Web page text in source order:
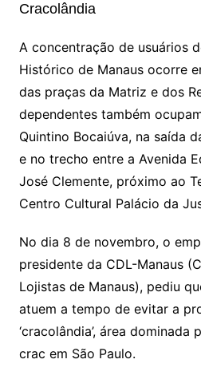
Cracolândia
A concentração de usuários
Histórico de Manaus ocorre
das praças da Matriz e dos
dependentes também
Quintino Bocaiúva, na saída
e no trecho entre a Avenida
José Clemente, próximo ao
Centro Cultural Palácio da
No dia 8 de novembro, o
presidente da CDL-Manaus
Lojistas de Manaus), pediu
atuem a tempo de evitar a
‘cracolândia’, área
crac em São Paulo.